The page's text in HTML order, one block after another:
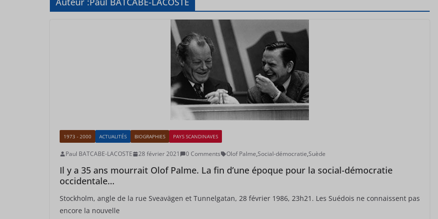
1973 - 2000 ACTUALITÉS BIOGRAPHIES PAYS SCANDINAVES
Paul BATCABE-LACOSTE 28 février 2021 0 Comments Olof Palme,Social-démocratie,Suède
Il y a 35 ans mourrait Olof Palme. La fin d’une époque pour la social-démocratie
occidentale…
Stockholm, angle de la rue Sveavägen et Tunnelgatan, 28 février 1986, 23h21. Les Suédois ne connaissent pas
encore la nouvelle